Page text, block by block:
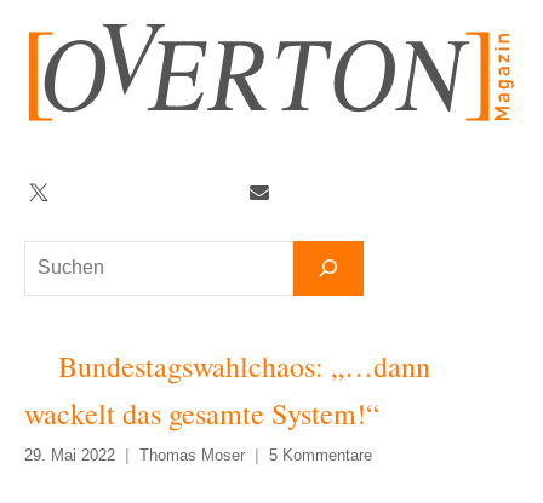
springen
Suchen
Twitter
Bundestagswahlchaos: „…dann
wackelt das gesamte System!“
29. Mai 2022 Thomas Moser 5 Kommentare